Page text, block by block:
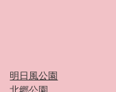
明日風公園